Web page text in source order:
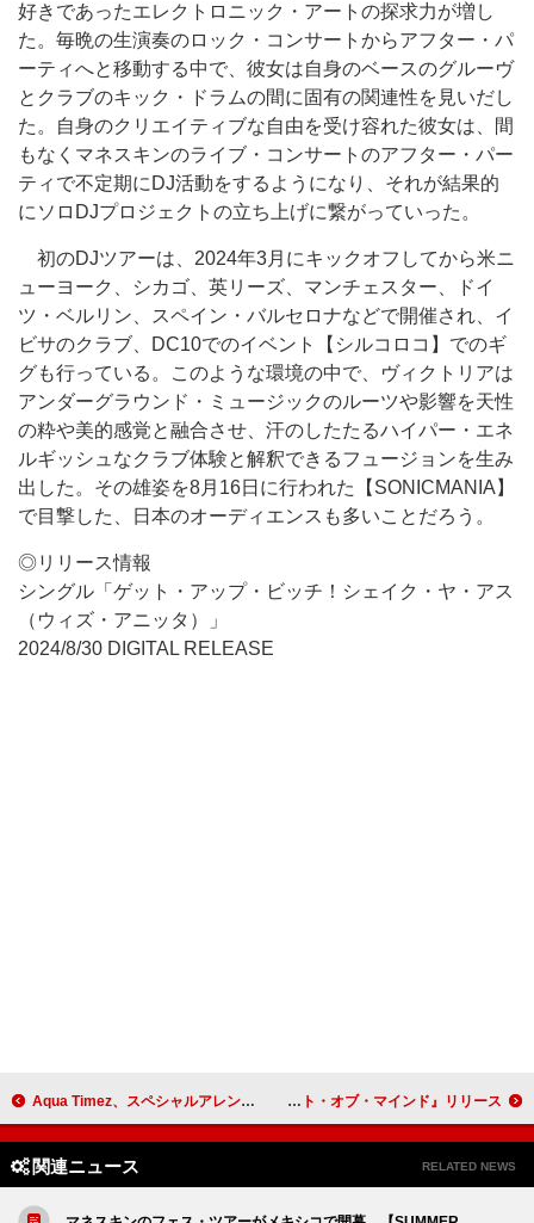
好きであったエレクトロニック・アートの探求力が増し
た。毎晩の生演奏のロック・コンサートからアフター・パ
ーティへと移動する中で、彼女は自身のベースのグルーヴ
とクラブのキック・ドラムの間に固有の関連性を見いだし
た。自身のクリエイティブな自由を受け容れた彼女は、間
もなくマネスキンのライブ・コンサートのアフター・パー
ティで不定期にDJ活動をするようになり、それが結果的
にソロDJプロジェクトの立ち上げに繋がっていった。
初のDJツアーは、2024年3月にキックオフしてから米ニ
ューヨーク、シカゴ、英リーズ、マンチェスター、ドイ
ツ・ベルリン、スペイン・バルセロナなどで開催され、イ
ビサのクラブ、DC10でのイベント【シルコロコ】でのギ
グも行っている。このような環境の中で、ヴィクトリアは
アンダーグラウンド・ミュージックのルーツや影響を天性
の粋や美的感覚と融合させ、汗のしたたるハイパー・エネ
ルギッシュなクラブ体験と解釈できるフュージョンを生み
出した。その雄姿を8月16日に行われた【SONICMANIA】
で目撃した、日本のオーディエンスも多いことだろう。
◎リリース情報
シングル「ゲット・アップ・ビッチ！シェイク・ヤ・アス
（ウィズ・アニッタ）」
2024/8/30 DIGITAL RELEASE
Aqua Timez、スペシャルアレンジで「千の夜をこえて」披露 ＜THE FIRST TAKE＞ フォスター・ザ・ピープル、希望が核となった7年ぶりの新作『パラダイス・ステイト・オブ・マインド』リリース
関連ニュース RELATED NEWS